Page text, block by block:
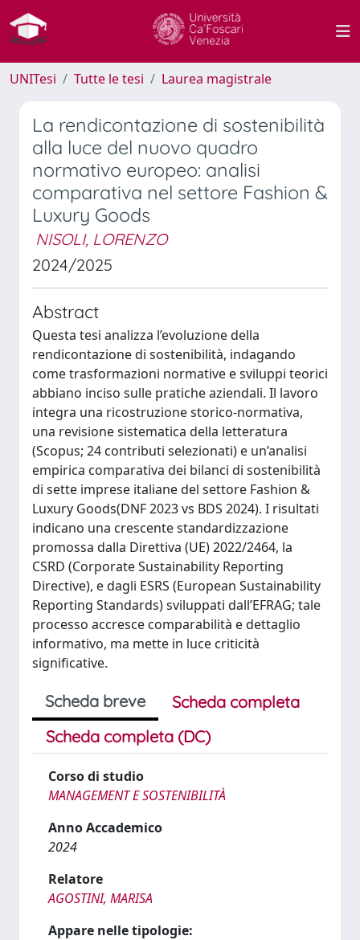
UNITesi Tutte le tesi Laurea magistrale
La rendicontazione di sostenibilità
alla luce del nuovo quadro
normativo europeo: analisi
comparativa nel settore Fashion &
Luxury Goods
NISOLI, LORENZO
2024/2025
Abstract
Questa tesi analizza l’evoluzione della
rendicontazione di sostenibilità, indagando
come trasformazioni normative e sviluppi teorici
abbiano inciso sulle pratiche aziendali. Il lavoro
integra una ricostruzione storico-normativa,
una revisione sistematica della letteratura
(Scopus; 24 contributi selezionati) e un’analisi
empirica comparativa dei bilanci di sostenibilità
di sette imprese italiane del settore Fashion &
Luxury Goods(DNF 2023 vs BDS 2024). I risultati
indicano una crescente standardizzazione
promossa dalla Direttiva (UE) 2022/2464, la
CSRD (Corporate Sustainability Reporting
Directive), e dagli ESRS (European Sustainability
Reporting Standards) sviluppati dall’EFRAG; tale
processo accresce comparabilità e dettaglio
informativo, ma mette in luce criticità
significative.
Scheda breve
Scheda completa
Scheda completa (DC)
Corso di studio
MANAGEMENT E SOSTENIBILITÀ
Anno Accademico
2024
Relatore
AGOSTINI, MARISA
Appare nelle tipologie: